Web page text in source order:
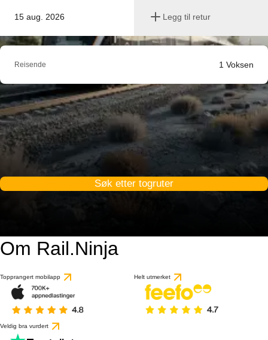
15 aug. 2026 Legg til retur
Reisende 1 Voksen
Søk etter togruter
Om Rail.Ninja
Topprangert mobilapp Helt utmerket
Veldig bra vurdert